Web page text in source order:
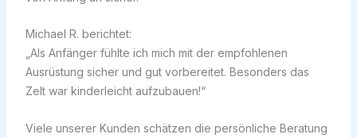
Michael R. berichtet:
„Als Anfänger fühlte ich mich mit der empfohlenen
Ausrüstung sicher und gut vorbereitet. Besonders das
Zelt war kinderleicht aufzubauen!“
Viele unserer Kunden schätzen die persönliche Beratung